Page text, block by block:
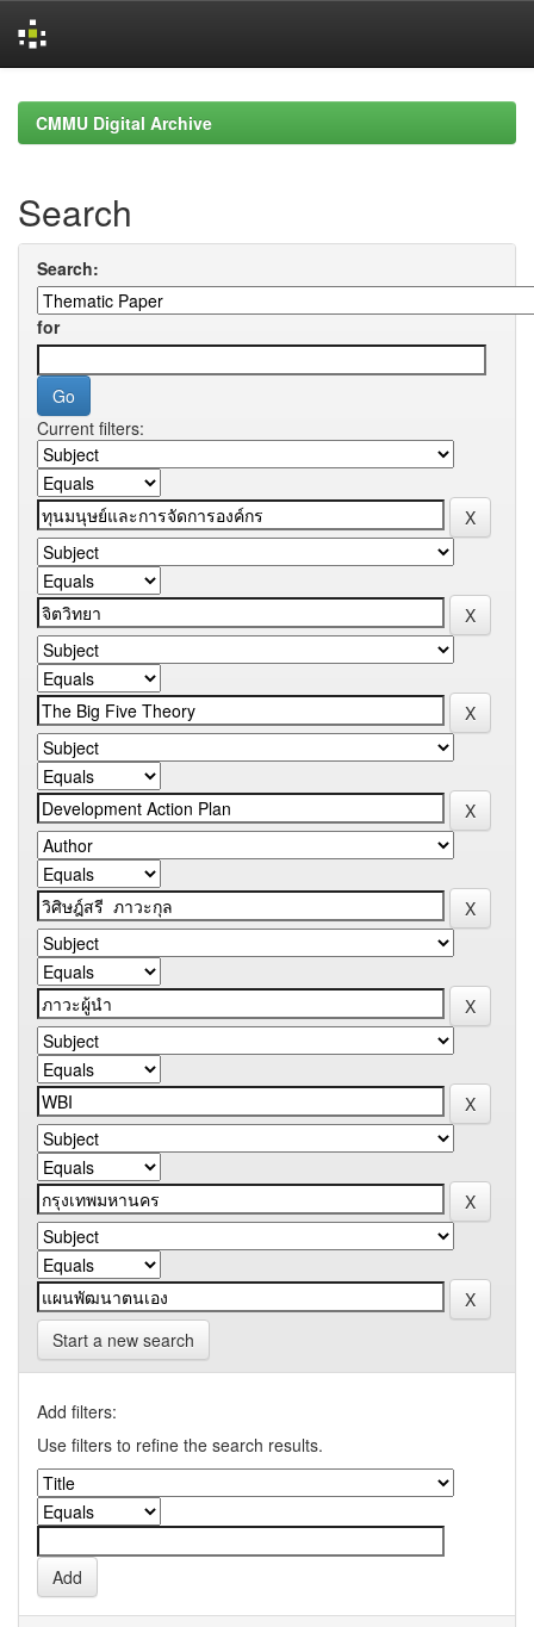
navigationCMMU Digital Archive
Search
Search:
for
Current filters:
Start a new search
Add filters:
Use filters to refine the search results.